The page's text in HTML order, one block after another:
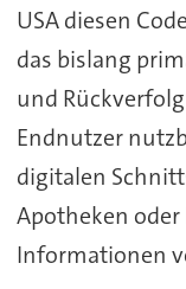
USA diesen
das bislang
und
Endnutzer
digitalen
Apotheken
Informationen